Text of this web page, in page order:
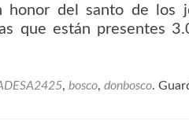
honor del santo de los
que están presentes
, bosco, donbosco.